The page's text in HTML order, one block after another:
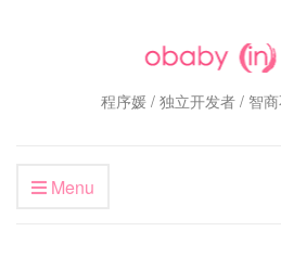
程序媛 / 独立开发者 / 智
Menu